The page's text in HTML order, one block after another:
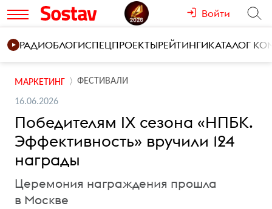
Войти
РАДИОБЛОГИСПЕЦПРОЕКТЫРЕЙТИНГИКАТАЛОГ
МАРКЕТИНГ ФЕСТИВАЛИ
16.06.2026
Победителям IX сезона «НПБК.
Эффективность» вручили 124
награды
Церемония награждения прошла
в Москве